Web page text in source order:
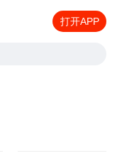
打开APP